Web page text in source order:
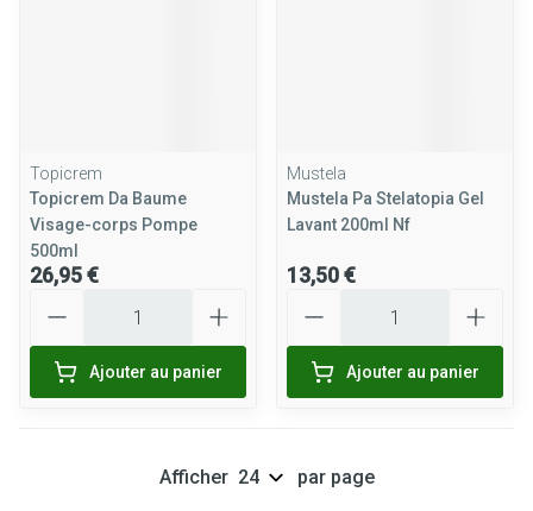
Topicrem
Topicrem Da Baume
Visage-corps Pompe
500ml
26,95 €
Ajouter au panier
Mustela
Mustela Pa Stelatopia Gel
Lavant 200ml Nf
13,50 €
Ajouter au panier
Afficher par page